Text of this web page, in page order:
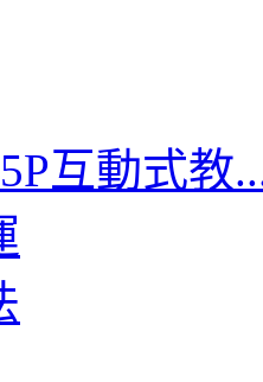
互動式教